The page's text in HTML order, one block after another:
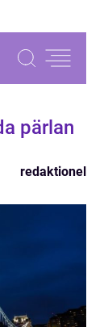
pärlan
redaktionel